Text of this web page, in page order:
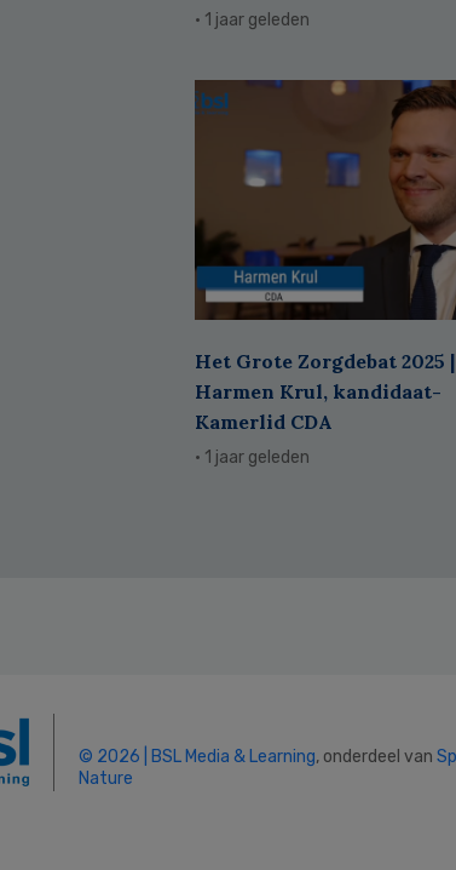
· 1 jaar geleden
Het Grote Zorgdebat 2025 |
Harmen Krul, kandidaat-
Kamerlid CDA
· 1 jaar geleden
© 2026 | BSL Media & Learning, onderdeel van
Nature